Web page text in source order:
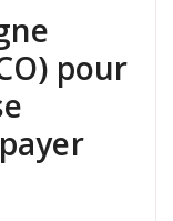
pour